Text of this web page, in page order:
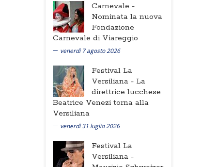
Carnevale -
Nominata la nuova
Fondazione
Carnevale di Viareggio
venerdì 7 agosto 2026
Festival La
Versiliana - La
direttrice lucchese
Beatrice Venezi torna alla
Versiliana
venerdì 31 luglio 2026
Festival La
Versiliana -